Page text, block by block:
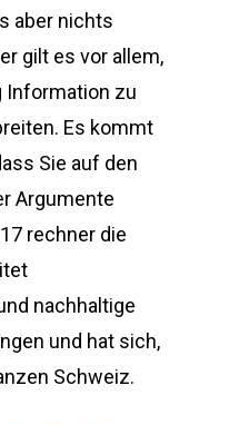
aber nichts
gilt es vor allem,
Information zu
Es kommt
Sie auf den
Argumente
rechner die
nachhaltige
und hat sich,
Schweiz.